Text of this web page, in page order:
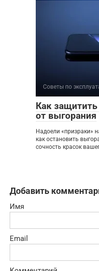
Советы по
Как
от выгорания
Надоели «призраки»
как остановить
сочность красок
Добавить
Имя
Email